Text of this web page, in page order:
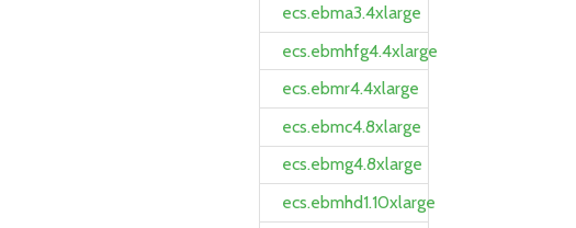
ecs.ebma3.4xlarge
ecs.ebmhfg4.4xlarge
ecs.ebmr4.4xlarge
ecs.ebmc4.8xlarge
ecs.ebmg4.8xlarge
ecs.ebmhd1.10xlarge